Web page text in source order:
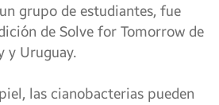
grupo de estudiantes, fue
de Solve for Tomorrow de
y Uruguay.
las cianobacterias pueden